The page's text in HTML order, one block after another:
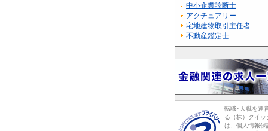
中小企業診断士
アクチュアリー
宅地建物取引主任者
不動産鑑定士
転職×天職を運
る（株）クイッ
は、個人情報保